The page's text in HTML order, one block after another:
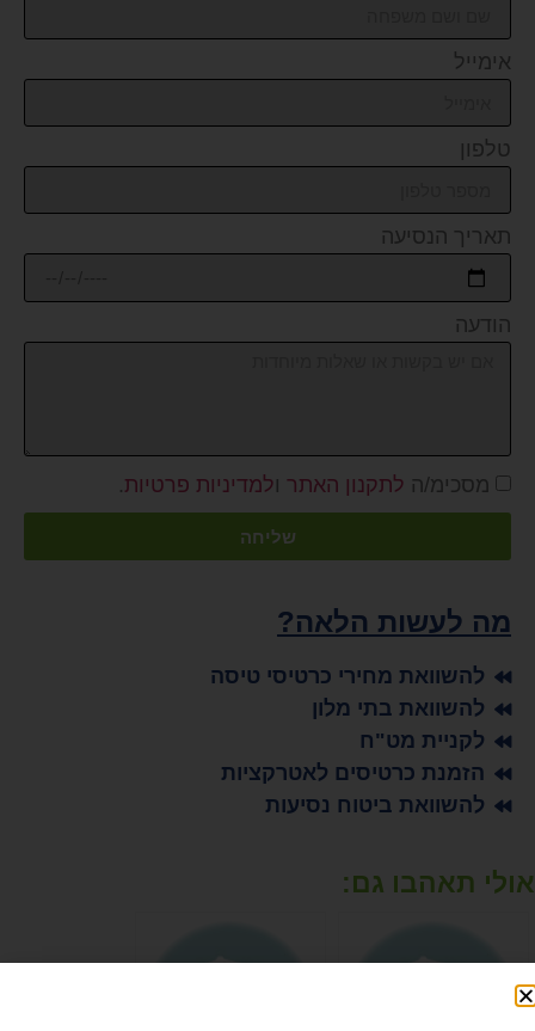
אימייל
טלפון
תאריך הנסיעה
הודעה
מסכימ/ה לתקנון האתר ולמדיניות פרטיות.
שליחה
מה לעשות הלאה?
להשוואת מחירי כרטיסי טיסה
להשוואת בתי מלון
לקניית מט"ח
הזמנת כרטיסים לאטרקציות
להשוואת ביטוח נסיעות
אולי תאהבו גם: